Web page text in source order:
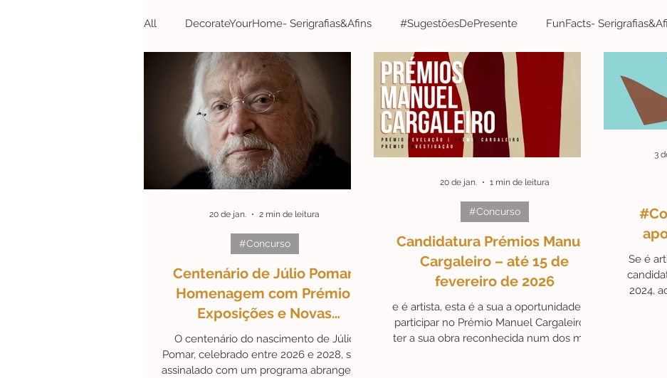
All DecorateYourHome- Serigrafias&Afins #SugestõesDePresente FunFacts-
Campanhas&Passatempos- S&A #ArtistaDaSemana- Serigrafias&Afins #EdiçõesArtísticas-
#DecorateYourOffice - S&A #Robótica&InteligênciaArtificial #EspecialCidades-
#ArteEmDestaque #Campanhas #ArteAstrológica
#Personalidades #BlackFriday Artista do Mês #ArteAté250€
Centenário de Júlio Pomar:
Homenagem com Prémio,
Exposições e Novas
Publicações
O centenário do nascimento de Júlio
Pomar, celebrado entre 2026 e 2028, será
assinalado com um programa abrangente
#Concurso
20 de jan. 2 min de leitura
Candidatura Prémios Manuel
Cargaleiro – até 15 de
fevereiro de 2026
e é artista, esta é a sua a oportunidade de
participar no Prémio Manuel Cargaleiro e
ter a sua obra reconhecida num dos mais
#Concurso
20 de jan. 1 min de leitura
Se é
2024,
3